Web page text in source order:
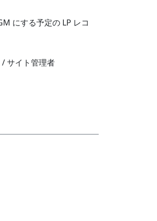
にする予定の LP レコ
サイト管理者